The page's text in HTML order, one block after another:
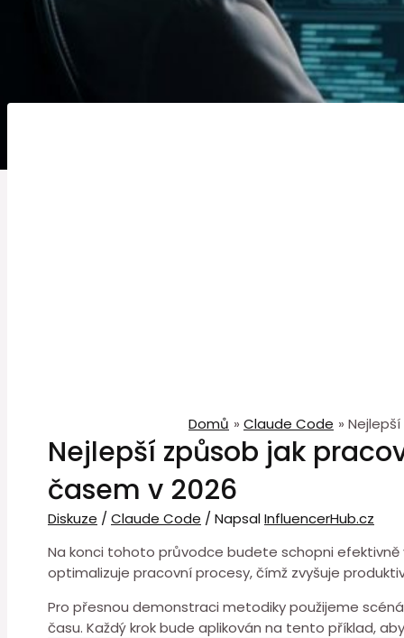
Domů Claude Code
Nejlepší způsob jak
časem v 2026
Diskuze / Claude Code / NapsalInfluencerHub.cz
Na konci tohoto průvodce budete schopni
⁢optimalizuje pracovní procesy, čímž zvyšuje
Pro přesnou demonstraci metodiky použijeme
času. Každý krok bude aplikován na tento příklad,